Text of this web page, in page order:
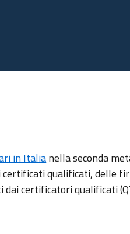
in Italianella seconda
certificati qualificati, delle
certificatori qualificati